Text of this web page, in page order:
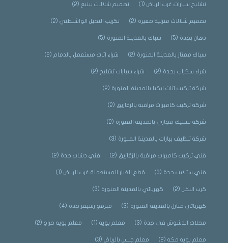
تشليح سيارات غرب الرياض(1) تصميم شلالات بينبع (2)
تصميم شلالات منزلية صغيرة (2) تكريب النخيل الواشنطني(2)
دهان بجدة (5) سباك بالمدينة المنورة (5)
سباك ممتاز بالمدينة المنورة (2) شراء اثاث مستعمل بالدمام(2)
شراء سكراب بجدة (2) شراء سيارات تشليح (2)
شركة تركيب اثاث ايكيا بالمدينة المنورة (2)
شركة تركيب كاميرات مراقبة بالزقازيق (2)
شركة تسليك مجاري بالمدينة المنورة (2)
شركة تنظيف بيارات بالمدينة المنورة (3)
فني تركيب كاميرات مراقبة بالزقازيق (2) فني دشات جدة (2)
فني ستلايت جدة (3) قطع الغيار المستعملة غرب الرياض(1)
كرب النخل(2) كهربائي بالمدينة المنورة (3)
كهربائي منازل بالمدينة المنورة (3) مبرمج رسيفر جدة (4)
محلات الدشوش في جدة (3) معلم بويه(1) معلم بويه حراج (2)
معلم بويه مكه(2) معلم جبس بالرياض(3)